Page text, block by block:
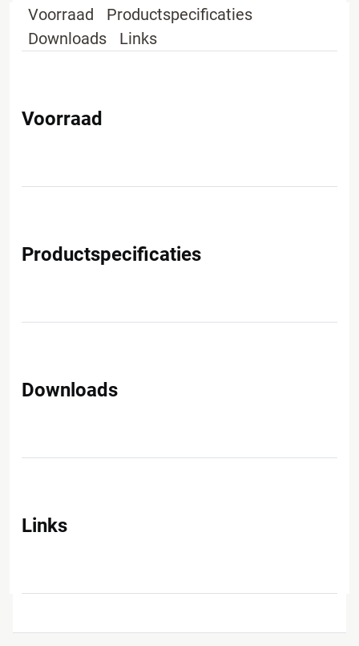
Voorraad
Productspecificaties
Downloads
Links
Voorraad
Productspecificaties
Downloads
Links